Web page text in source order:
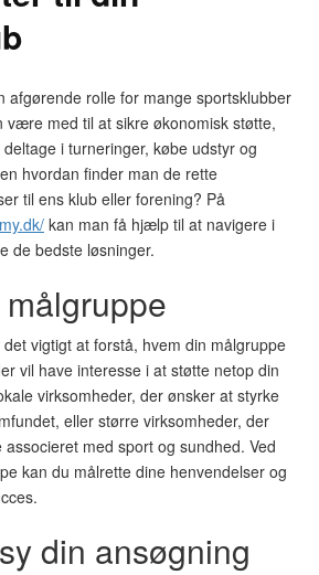
afgørende rolle for mange sportsklubber
være med til at sikre økonomisk støtte,
i turneringer, købe udstyr og
hvordan finder man de rette
til ens klub eller forening? På
kan man få hjælp til at navigere i
de bedste løsninger.
vigtigt at forstå, hvem din målgruppe
vil have interesse i at støtte netop din
virksomheder, der ønsker at styrke
eller større virksomheder, der
med sport og sundhed. Ved
kan du målrette dine henvendelser og
din ansøgning